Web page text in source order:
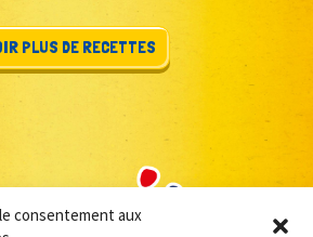
consentement aux
PLUS DE RECETTES